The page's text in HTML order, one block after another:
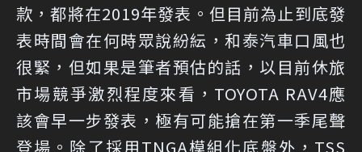
款，都將在2019年發表。但目前為止到底發
表時間會在何時眾說紛紜，和泰汽車口風也
很緊，但如果是筆者預估的話，以目前休旅
市場競爭激烈程度來看，TOYOTA RAV4應
該會早一步發表，極有可能搶在第一季尾聲
登場。除了採用TNGA模組化底盤外，TSS